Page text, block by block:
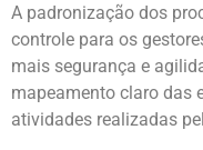
A padronização dos
controle para os
mais segurança e
mapeamento claro das
atividades realizadas